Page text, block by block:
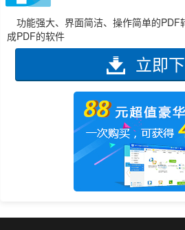
功能强大、界面简洁、操作简单的
成PDF的软件
立即